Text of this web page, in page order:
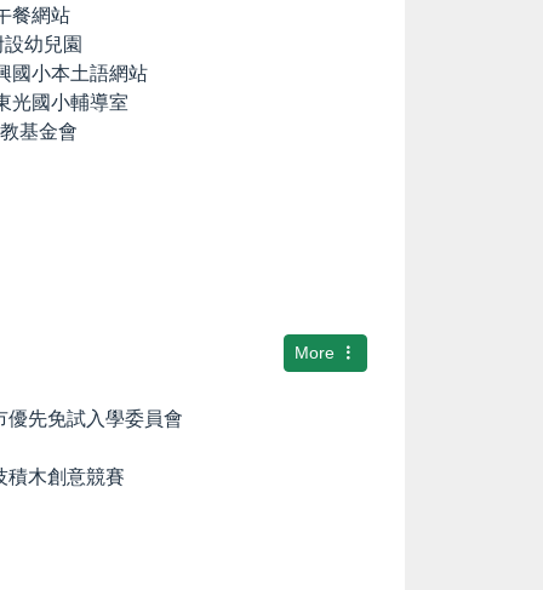
餐網站
幼兒園
國小本土語網站
光國小輔導室
基金會
More
先免試入學委員會
積木創意競賽